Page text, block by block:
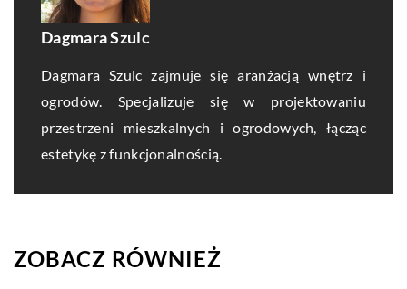
Dagmara Szulc
Dagmara Szulc zajmuje się aranżacją wnętrz i
ogrodów. Specjalizuje się w projektowaniu
przestrzeni mieszkalnych i ogrodowych, łącząc
estetykę z funkcjonalnością.
ZOBACZ RÓWNIEŻ